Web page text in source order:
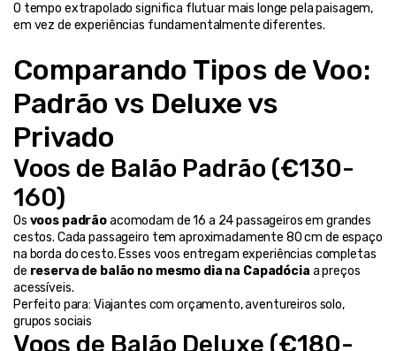
O tempo extrapolado significa flutuar mais longe pela paisagem,
em vez de experiências fundamentalmente diferentes.
Comparando Tipos de Voo:
Padrão vs Deluxe vs
Privado
Voos de Balão Padrão (€130-
160)
Os voos padrão acomodam de 16 a 24 passageiros em grandes
cestos. Cada passageiro tem aproximadamente 80 cm de espaço
na borda do cesto. Esses voos entregam experiências completas
de reserva de balão no mesmo dia na Capadócia a preços
acessíveis.
Perfeito para: Viajantes com orçamento, aventureiros solo,
grupos sociais
Voos de Balão Deluxe (€180-